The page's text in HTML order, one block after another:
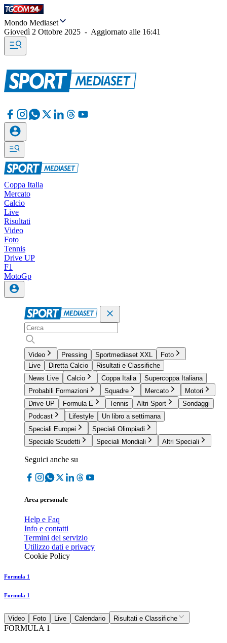
Mondo Mediaset
Giovedì 2 Ottobre 2025 - Aggiornato alle 16:41
Coppa Italia
Mercato
Calcio
Live
Risultati
Video
Foto
Tennis
Drive UP
F1
MotoGp
Video Pressing Sportmediaset XXL
Foto
Live
Diretta Calcio
Risultati e Classifiche
News Live
Calcio Coppa Italia
Supercoppa Italiana
Probabili Formazioni
Squadre Mercato
Motori
Drive UP
Formula E Tennis Altri Sport
Sondaggi
Podcast
Lifestyle
Un libro a settimana
Speciali Europei
Speciali Olimpiadi
Speciale Scudetti
Speciali Mondiali Altri Speciali
Seguici anche su
Area personale
Help e Faq
Info e contatti
Termini del servizio
Utilizzo dati e privacy
Cookie Policy
Formula 1
Formula 1
Video Foto Live Calendario Risultati e Classifiche
FORMULA 1